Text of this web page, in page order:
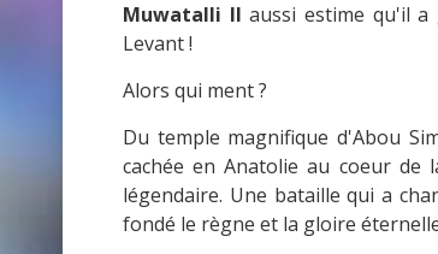
Muwatalli II aussi estime qu'il
Levant !
Alors qui ment ?
Du temple magnifique d'Abou
cachée en Anatolie au coeur de
légendaire. Une bataille qui a
fondé le règne et la gloire